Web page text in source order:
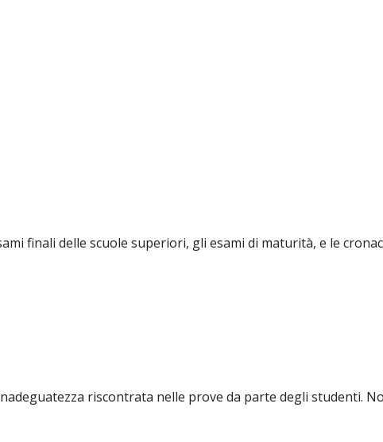
finali delle scuole superiori, gli esami di maturità, e le
riscontrata nelle prove da parte degli studenti.